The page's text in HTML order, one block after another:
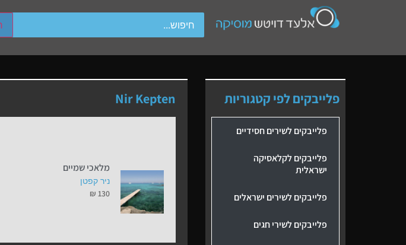
explore by touch or with swipe gestures.
פלייבקים לפי קטגוריות
פלייבקים לשירים חסידיים
פלייבקים לקלאסיקה
ישראלית
פלייבקים לשירים ישראלים
פלייבקים לשירי חגים
Nir Kepten
מלאכי שמיים
ניר קפטן
₪ 130